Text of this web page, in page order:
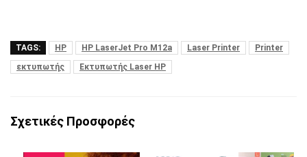
TAGS: HP HP LaserJet Pro M12a Laser Printer
Printer
εκτυπωτής
Εκτυπωτής Laser HP
Σχετικές Προσφορές